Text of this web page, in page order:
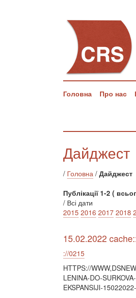
Головна Про нас
Дайджест
/ Головна / Дайджест
Публікації 1-2 (
/ Всі дати
2015 2016 2017 2018
15.02.2022
://0215
HTTPS://
LENINA-DO-
EKSPANSIJI-